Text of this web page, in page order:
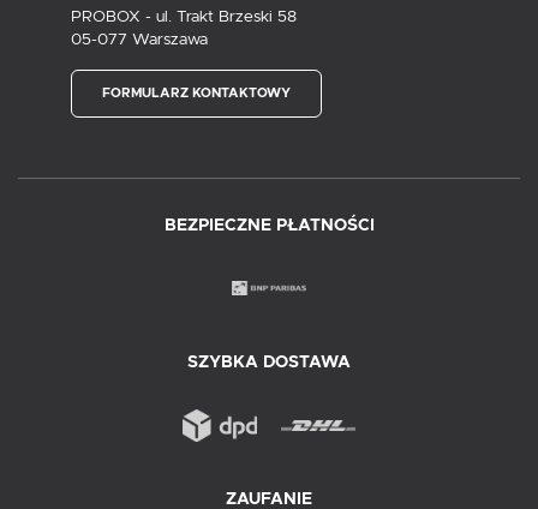
PROBOX - ul. Trakt Brzeski 58
05-077 Warszawa
FORMULARZ KONTAKTOWY
BEZPIECZNE PŁATNOŚCI
SZYBKA DOSTAWA
ZAUFANIE